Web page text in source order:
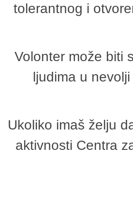
tolerantnog i
Volonter može biti
ljudima u
Ukoliko imaš želju
aktivnosti Centra